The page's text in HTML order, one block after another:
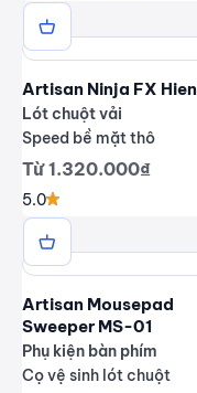
Artisan Ninja FX Hien
Lót chuột vải
Speed bề mặt thô
Giá giảm
Từ 1.320.000₫
5.0
Artisan Mousepad
Sweeper MS-01
Phụ kiện bàn phím
Cọ vệ sinh lót chuột